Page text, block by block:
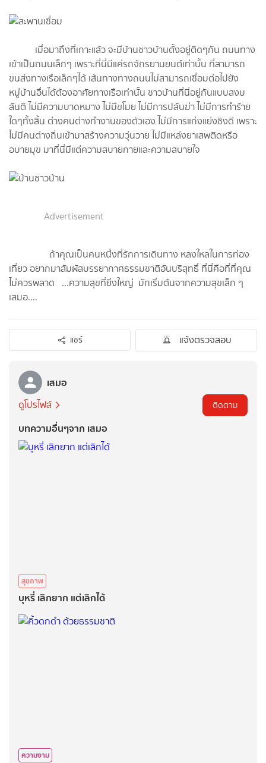
เมื่อมาถึงที่เกาะแล้ว จะมีบ้านชาวบ้านตั้งอยู่ติดๆกัน ถนนทาง
เข้าเป็นถนนเล็กๆ เพราะที่นี่มีแค่รถจักรยานยนต์เท่านั้น ที่สามารถ
ขนส่งทางเรือเล็กๆได้ เส้นทางทางถนนไม่สามารถเชื่อมต่อไปยัง
หมู่บ้านอื่นได้ต้องอาศัยทางเรือเท่านั้น ชาวบ้านที่นี่อยู่กันแบบสงบ
สันติ ไม่มีความบาดหมาง ไม่มีขโมย ไม่มีการปล้นฆ่า ไม่มีการทำร้าย
ใดๆทั้งสิ้น ต่างคนต่างทำงานของตัวเอง ไม่มีการแก่งแย่งชิงดี เพราะ
ไม่มีคนต่างถิ่นเข้ามาสร้างความวุ่นวาย ไม่มีแหล่งยาเสพติดหรือ
อบายมุข มาที่นี่มีแต่ความสบายกายและความสบายใจ
Advertisement
ถ้าคุณเป็นคนหนึ่งที่รักการเดินทาง หลงใหลในการท่อง
เที่ยว อยากมาสัมผัสบรรยากาศธรรมชาติอันบริสุทธิ์ ที่นี่คือที่ที่คุณ
ไม่ควรพลาด ...ความสุขที่ยิ่งใหญ่ มักเริ่มต้นจากความสุขเล็ก ๆ
เสมอ....
แชร์ แจ้งตรวจสอบ
เสมอ
ดูโปรไฟล์ ติดตาม
บทความอื่นๆจาก เสมอ
สุขภาพ
บุหรี่ เลิกยาก แต่เลิกได้
ความงาม